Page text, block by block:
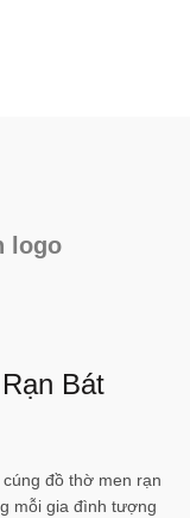
logo
Bát
cúng đồ thờ men rạn
mỗi gia đình tượng